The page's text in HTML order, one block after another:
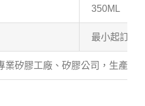
350ML
最小起訂量
業矽膠工廠、矽膠公司，生產各